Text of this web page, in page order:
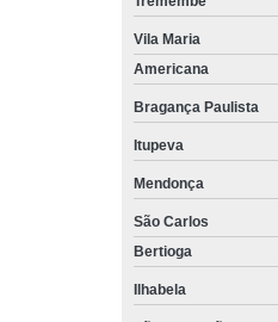
Vila Maria
Americana
Bragança Paulista
Itupeva
Mendonça
São Carlos
Bertioga
Ilhabela